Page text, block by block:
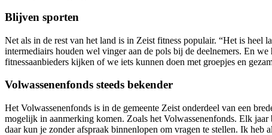
Blijven sporten
Net als in de rest van het land is in Zeist fitness populair. “Het is heel
intermediairs houden wel vinger aan de pols bij de deelnemers. En
fitnessaanbieders kijken of we iets kunnen doen met groepjes en
Volwassenenfonds steeds bekender
Het Volwassenenfonds is in de gemeente Zeist onderdeel van een
mogelijk in aanmerking komen. Zoals het Volwassenenfonds. Elk
daar kun je zonder afspraak binnenlopen om vragen te stellen. Ik heb